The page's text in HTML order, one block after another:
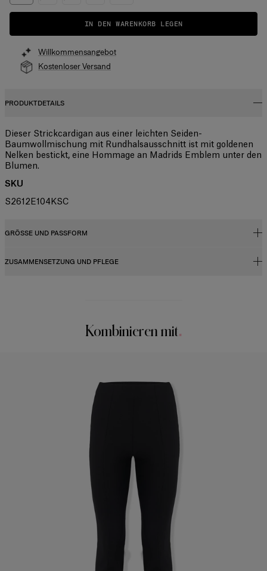
IN DEN WARENKORB LEGEN
Willkommensangebot
Kostenloser Versand
PRODUKTDETAILS
Dieser Strickcardigan aus einer leichten Seiden-
Baumwollmischung mit Rundhalsausschnitt ist mit goldenen
Nelken bestickt, eine Hommage an Madrids Emblem unter den
Blumen.
SKU
S2612E104KSC
GRÖSSE UND PASSFORM
Schmale Passform
ZUSAMMENSETZUNG UND PFLEGE
Nur chemische ReinigungKombinieren mit